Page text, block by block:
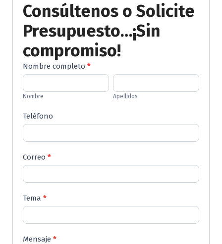
Consúltenos o Solicite
Presupuesto…¡Sin
compromiso!
Contactenos
Nombre completo *
Nombre
Nombre
Apellidos
Apellidos
Teléfono
Correo *
Tema *
Mensaje *